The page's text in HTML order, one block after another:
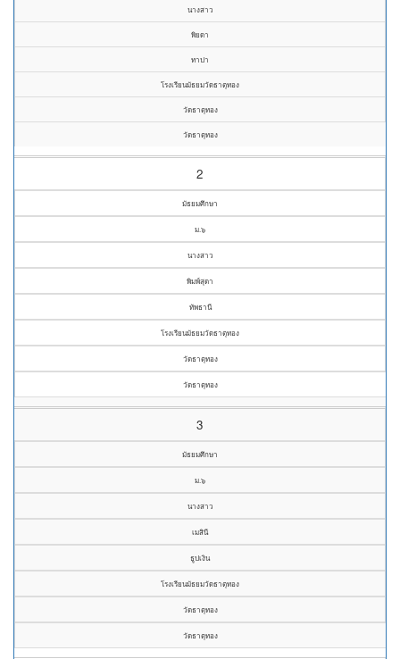
นางสาว
พิยดา
ทาปา
โรงเรียนมัธยมวัดธาตุทอง
วัดธาตุทอง
วัดธาตุทอง
2
มัธยมศึกษา
ม.๖
นางสาว
พิมพ์สุดา
ทัพธานี
โรงเรียนมัธยมวัดธาตุทอง
วัดธาตุทอง
วัดธาตุทอง
3
มัธยมศึกษา
ม.๖
นางสาว
เมสินี
ธูปเงิน
โรงเรียนมัธยมวัดธาตุทอง
วัดธาตุทอง
วัดธาตุทอง